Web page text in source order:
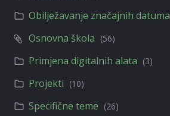
Obilježavanje značajnih datuma
Osnovna škola (56)
Primjena digitalnih alata (3)
Projekti (10)
Specifične teme (26)